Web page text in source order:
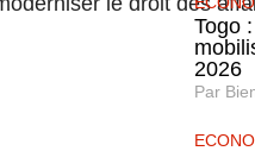
Togo
2026
Par